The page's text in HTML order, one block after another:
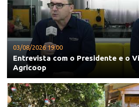
03/08/2026 19:00
Entrevista com o Presidente e o
Agricoop